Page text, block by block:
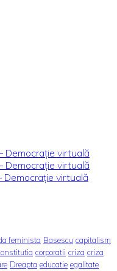
Democraţie virtuală
Democraţie virtuală
Democraţie virtuală
feminista Basescu capitalism
corporatii criza criza
Dreapta educatie egalitate